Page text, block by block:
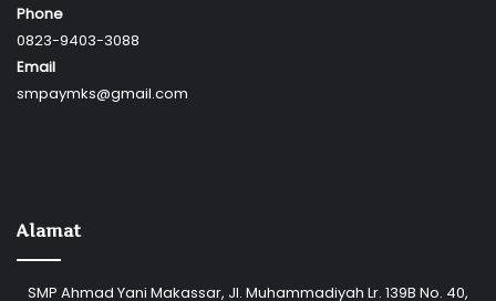
Phone
0823-9403-3088
Email
smpaymks@gmail.com
Alamat
SMP Ahmad Yani Makassar, Jl. Muhammadiyah Lr. 139B No. 40,